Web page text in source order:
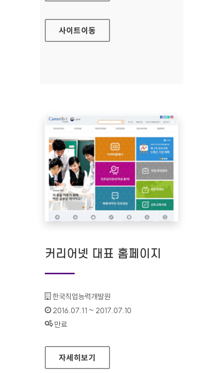
사이트이동
커리어넷 대표 홈페이지
기관명 :
한국직업능력개발원
인증기간 :
2016.07.11 ~ 2017.07.10
상태 :
만료
커리어넷 대표 홈페이지
자세히보기